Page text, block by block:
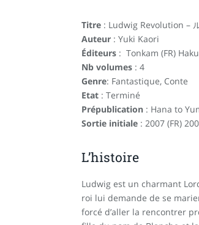
Titre : Ludwig Revolution –
Auteur : Yuki Kaori
Éditeurs : Tonkam (FR)
Nb volumes : 4
Genre: Fantastique, Conte
Etat : Terminé
Prépublication : Hana to
Sortie initiale : 2007 (FR)
L’histoire
Ludwig est un charmant
roi lui demande de se
forcé d’aller la rencontrer